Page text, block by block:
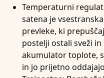
Temperaturni
satena je
prevleke, ki
postelji ostali sveži
akumulator toplote,
in jo prijetno